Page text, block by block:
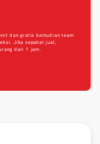
dan gratis kemudian team
Jika sepakat jual,
dari 1 jam.